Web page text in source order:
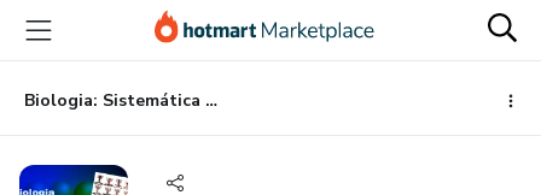
para
conteúdo
principal
para
pagamento
para
rodapé
Biologia: Sistemática e vírus